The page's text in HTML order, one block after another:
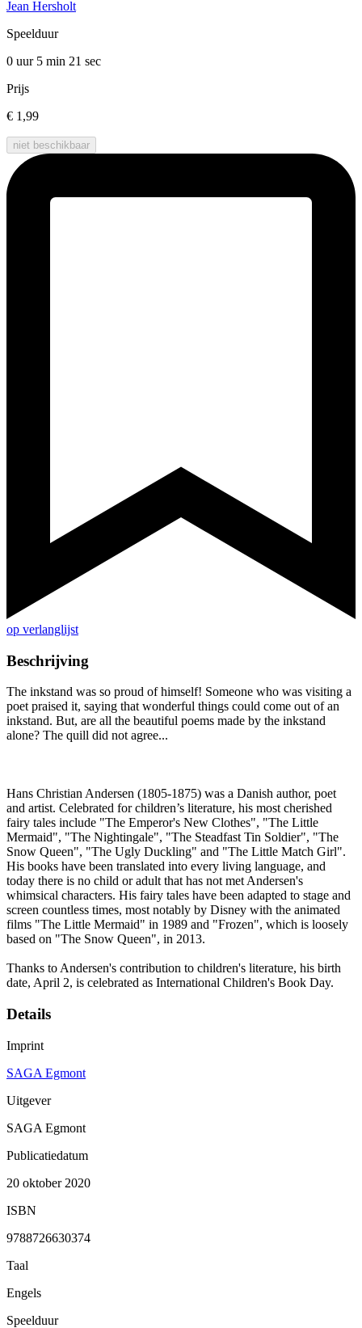
Jean Hersholt
Speelduur
0 uur 5 min 21 sec
Prijs
€ 1,99
niet beschikbaar
op verlanglijst
Beschrijving
The inkstand was so proud of himself! Someone who was visiting a
poet praised it, saying that wonderful things could come out of an
inkstand. But, are all the beautiful poems made by the inkstand
alone? The quill did not agree...
Hans Christian Andersen (1805-1875) was a Danish author, poet
and artist. Celebrated for children’s literature, his most cherished
fairy tales include "The Emperor's New Clothes", "The Little
Mermaid", "The Nightingale", "The Steadfast Tin Soldier", "The
Snow Queen", "The Ugly Duckling" and "The Little Match Girl".
His books have been translated into every living language, and
today there is no child or adult that has not met Andersen's
whimsical characters. His fairy tales have been adapted to stage and
screen countless times, most notably by Disney with the animated
films "The Little Mermaid" in 1989 and "Frozen", which is loosely
based on "The Snow Queen", in 2013.
Thanks to Andersen's contribution to children's literature, his birth
date, April 2, is celebrated as International Children's Book Day.
Details
Imprint
SAGA Egmont
Uitgever
SAGA Egmont
Publicatiedatum
20 oktober 2020
ISBN
9788726630374
Taal
Engels
Speelduur